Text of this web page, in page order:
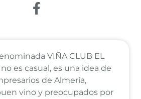
VIÑA CLUB EL
no es casual, es una idea de
de Almería,
vino y preocupados por